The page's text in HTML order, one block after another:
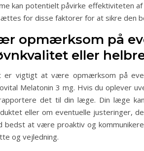
kan potentielt påvirke effektiviteten
for disse faktorer for at sikre den
opmærksom på
eller
er vigtigt at være opmærksom på
Melatonin 3 mg. Hvis du oplever
det til din læge. Din læge
eller om eventuelle justeringer,
bedst at være proaktiv og
og vejledning.